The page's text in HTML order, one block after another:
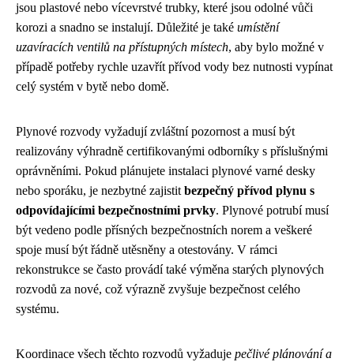
jsou plastové nebo vícevrstvé trubky, které jsou odolné vůči
korozi a snadno se instalují. Důležité je také umístění
uzavíracích ventilů na přístupných místech, aby bylo možné v
případě potřeby rychle uzavřít přívod vody bez nutnosti vypínat
celý systém v bytě nebo domě.
Plynové rozvody vyžadují zvláštní pozornost a musí být
realizovány výhradně certifikovanými odborníky s příslušnými
oprávněními. Pokud plánujete instalaci plynové varné desky
nebo sporáku, je nezbytné zajistit bezpečný přívod plynu s
odpovídajícími bezpečnostními prvky. Plynové potrubí musí
být vedeno podle přísných bezpečnostních norem a veškeré
spoje musí být řádně utěsněny a otestovány. V rámci
rekonstrukce se často provádí také výměna starých plynových
rozvodů za nové, což výrazně zvyšuje bezpečnost celého
systému.
Koordinace všech těchto rozvodů vyžaduje pečlivé plánování a